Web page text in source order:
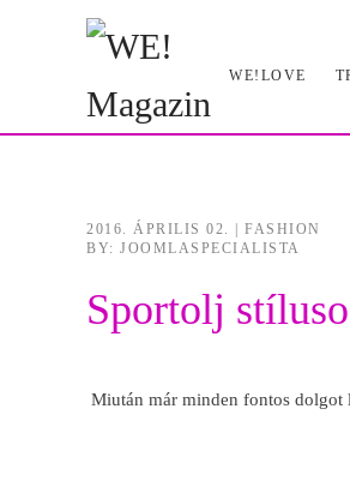
main
WE!LOVE
2016. ÁPRILIS 02.
FASHION
BY: JOOMLASPECIALISTA
Sportolj
Miután már minden fontos dolgot